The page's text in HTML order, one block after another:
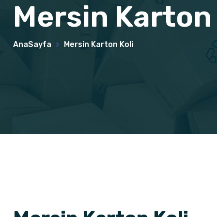
Mersin Karton
AnaSayfa Mersin Karton Koli